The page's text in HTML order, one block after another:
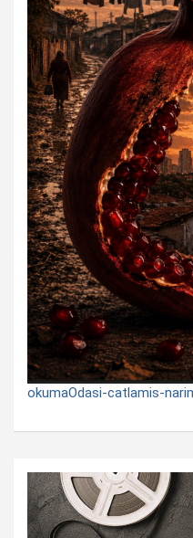
okumaOdasi-catlamis-